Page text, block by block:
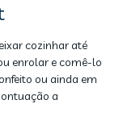
cozinhar até
enrolar e comê-lo
ou ainda em
a